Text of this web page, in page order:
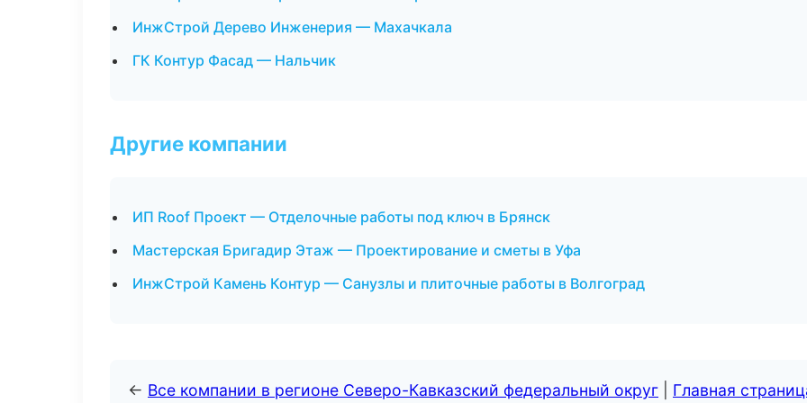
ИнжСтрой Дерево Инженерия — Махачкала
ГК Контур Фасад — Нальчик
Другие компании
ИП Roof Проект — Отделочные работы под ключ в Брянск
Мастерская Бригадир Этаж — Проектирование и сметы в Уфа
ИнжСтрой Камень Контур — Санузлы и плиточные работы в Волгоград
← Все компании в регионе Северо-Кавказский федеральный округ Главная